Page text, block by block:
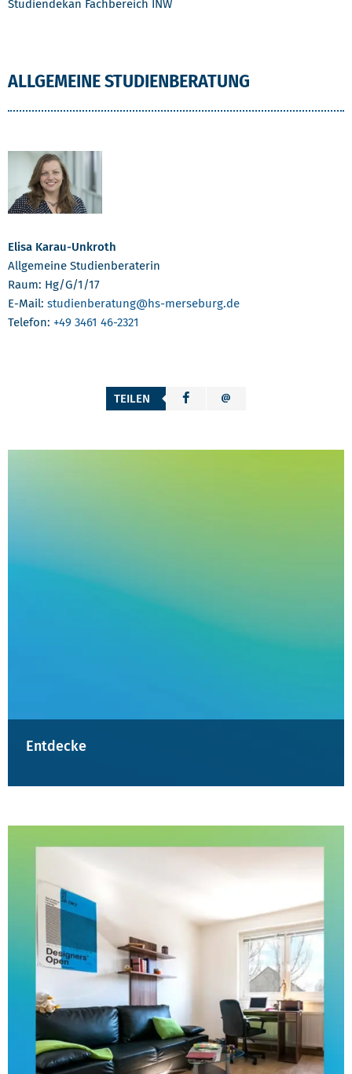
Studiendekan Fachbereich INW
ALLGEMEINE STUDIENBERATUNG
Elisa Karau-Unkroth
Allgemeine Studienberaterin
Raum: Hg/G/1/17
E-Mail: studienberatung@hs-merseburg.de
Telefon: +49 3461 46-2321
TEILEN
Entdecke